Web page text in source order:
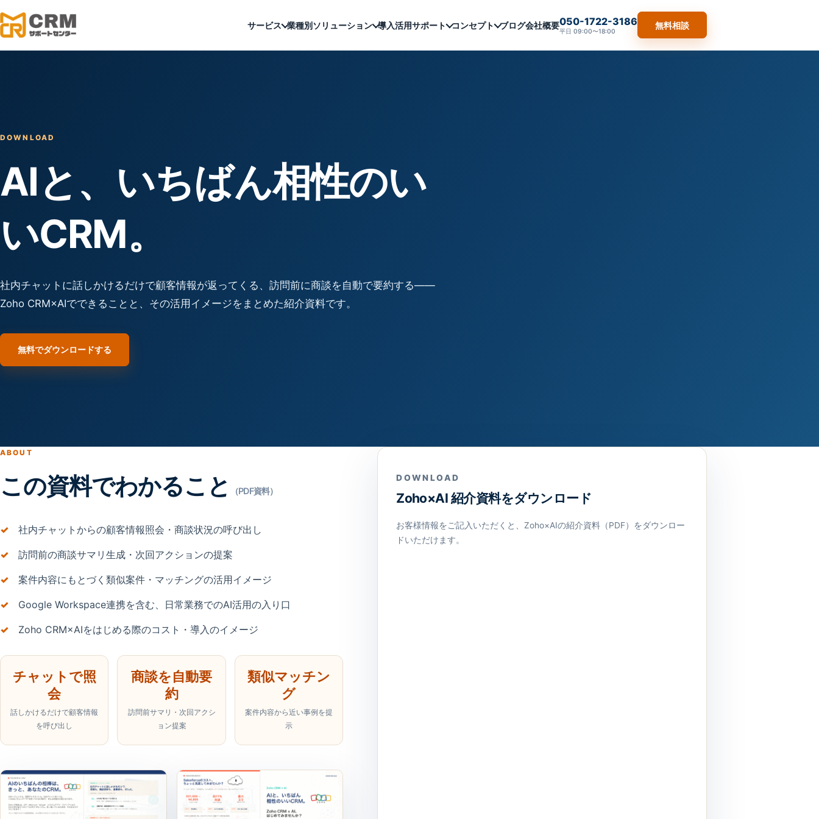
サービス 業種別ソリューション 導入活用サポート コンセプト ブログ会社概要050-1722-3186
平日 09:00〜18:00
無料相談
DOWNLOAD
AIと、いちばん相性のい
いCRM。
社内チャットに話しかけるだけで顧客情報が返ってくる、訪問前に商談を自動で要約する——
Zoho CRM×AIでできることと、その活用イメージをまとめた紹介資料です。
無料でダウンロードする
ABOUT
この資料でわかること （PDF資料）
社内チャットからの顧客情報照会・商談状況の呼び出し
訪問前の商談サマリ生成・次回アクションの提案
案件内容にもとづく類似案件・マッチングの活用イメージ
Google Workspace連携を含む、日常業務でのAI活用の入り口
Zoho CRM×AIをはじめる際のコスト・導入のイメージ
チャットで照
会
話しかけるだけで顧客情報
を呼び出し
商談を自動要
約
訪問前サマリ・次回アクシ
ョン提案
類似マッチン
グ
案件内容から近い事例を提
示
DOWNLOAD
Zoho×AI 紹介資料をダウンロード
お客様情報をご記入いただくと、Zoho×AIの紹介資料（PDF）をダウンロー
ドいただけます。